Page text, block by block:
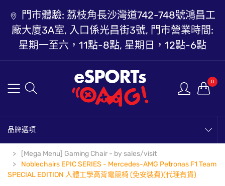
門市體驗: 荔枝角長沙灣道742-748號鴻昌工
廠大廈3A室, 入口係光昌街3號, 門市營業時間:
星期一至六，11點-8點, 星期日，12點-6點
0
品牌選項
[Mega Menu] Gaming Chair - by sales/visit
Noblechairs EPIC SERIES - Mercedes-AMG Petronas F1 Team
SPECIAL EDITION 人體工學高背電競椅 (免安裝費)(代理有貨)